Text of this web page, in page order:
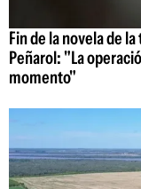
Fin de la novela de
Peñarol: "La
momento"